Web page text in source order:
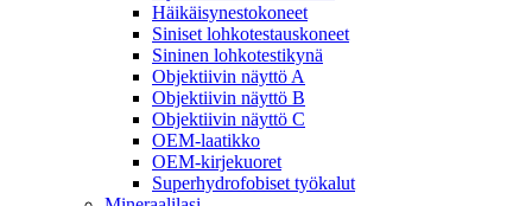
Häikäisynestokoneet
Siniset lohkotestauskoneet
Sininen lohkotestikynä
Objektiivin näyttö A
Objektiivin näyttö B
Objektiivin näyttö C
OEM-laatikko
OEM-kirjekuoret
Superhydrofobiset työkalut